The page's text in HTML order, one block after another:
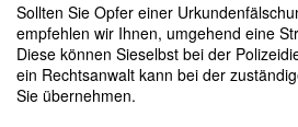
Sollten Sie Opfer einer
empfehlen wir Ihnen, umgehend eine
Diese können Sieselbst bei der
ein Rechtsanwalt kann bei der
Sie übernehmen.